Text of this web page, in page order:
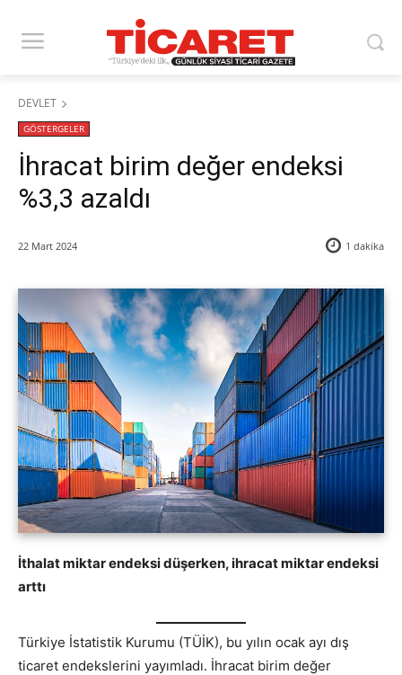
DEVLET
GÖSTERGELER
İhracat birim değer endeksi
%3,3 azaldı
22 Mart 2024 1 dakika
İthalat miktar endeksi düşerken, ihracat miktar endeksi
arttı
Türkiye İstatistik Kurumu (TÜİK), bu yılın ocak ayı dış
ticaret endekslerini yayımladı. İhracat birim değer